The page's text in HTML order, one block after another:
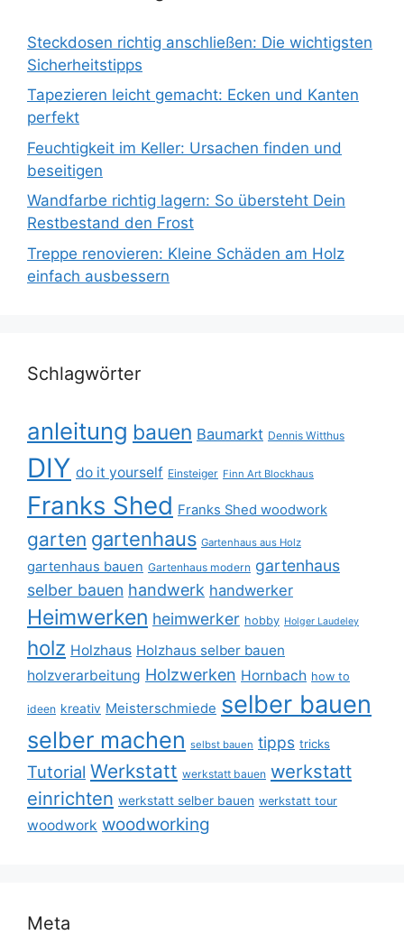
Steckdosen richtig anschließen: Die wichtigsten
Sicherheitstipps
Tapezieren leicht gemacht: Ecken und Kanten
perfekt
Feuchtigkeit im Keller: Ursachen finden und
beseitigen
Wandfarbe richtig lagern: So übersteht Dein
Restbestand den Frost
Treppe renovieren: Kleine Schäden am Holz
einfach ausbessern
Schlagwörter
anleitung bauen Baumarkt Dennis Witthus
DIY do it yourself Einsteiger Finn Art Blockhaus
Franks Shed Franks Shed woodwork
garten gartenhaus Gartenhaus aus Holz
gartenhaus bauen Gartenhaus modern gartenhaus
selber bauen handwerk handwerker
Heimwerken heimwerker hobby Holger Laudeley
holz Holzhaus Holzhaus selber bauen
holzverarbeitung Holzwerken Hornbach how to
ideen kreativ Meisterschmiede selber bauen
selber machen selbst bauen tipps tricks
Tutorial Werkstatt werkstatt bauen werkstatt
einrichten werkstatt selber bauen werkstatt tour
woodwork woodworking
Meta